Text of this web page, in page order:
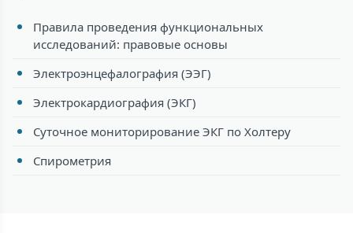
Правила проведения функциональных
исследований: правовые основы
Электроэнцефалография (ЭЭГ)
Электрокардиография (ЭКГ)
Суточное мониторирование ЭКГ по Холтеру
Спирометрия